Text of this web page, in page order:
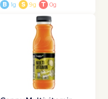
B 1g S 9g T 0g